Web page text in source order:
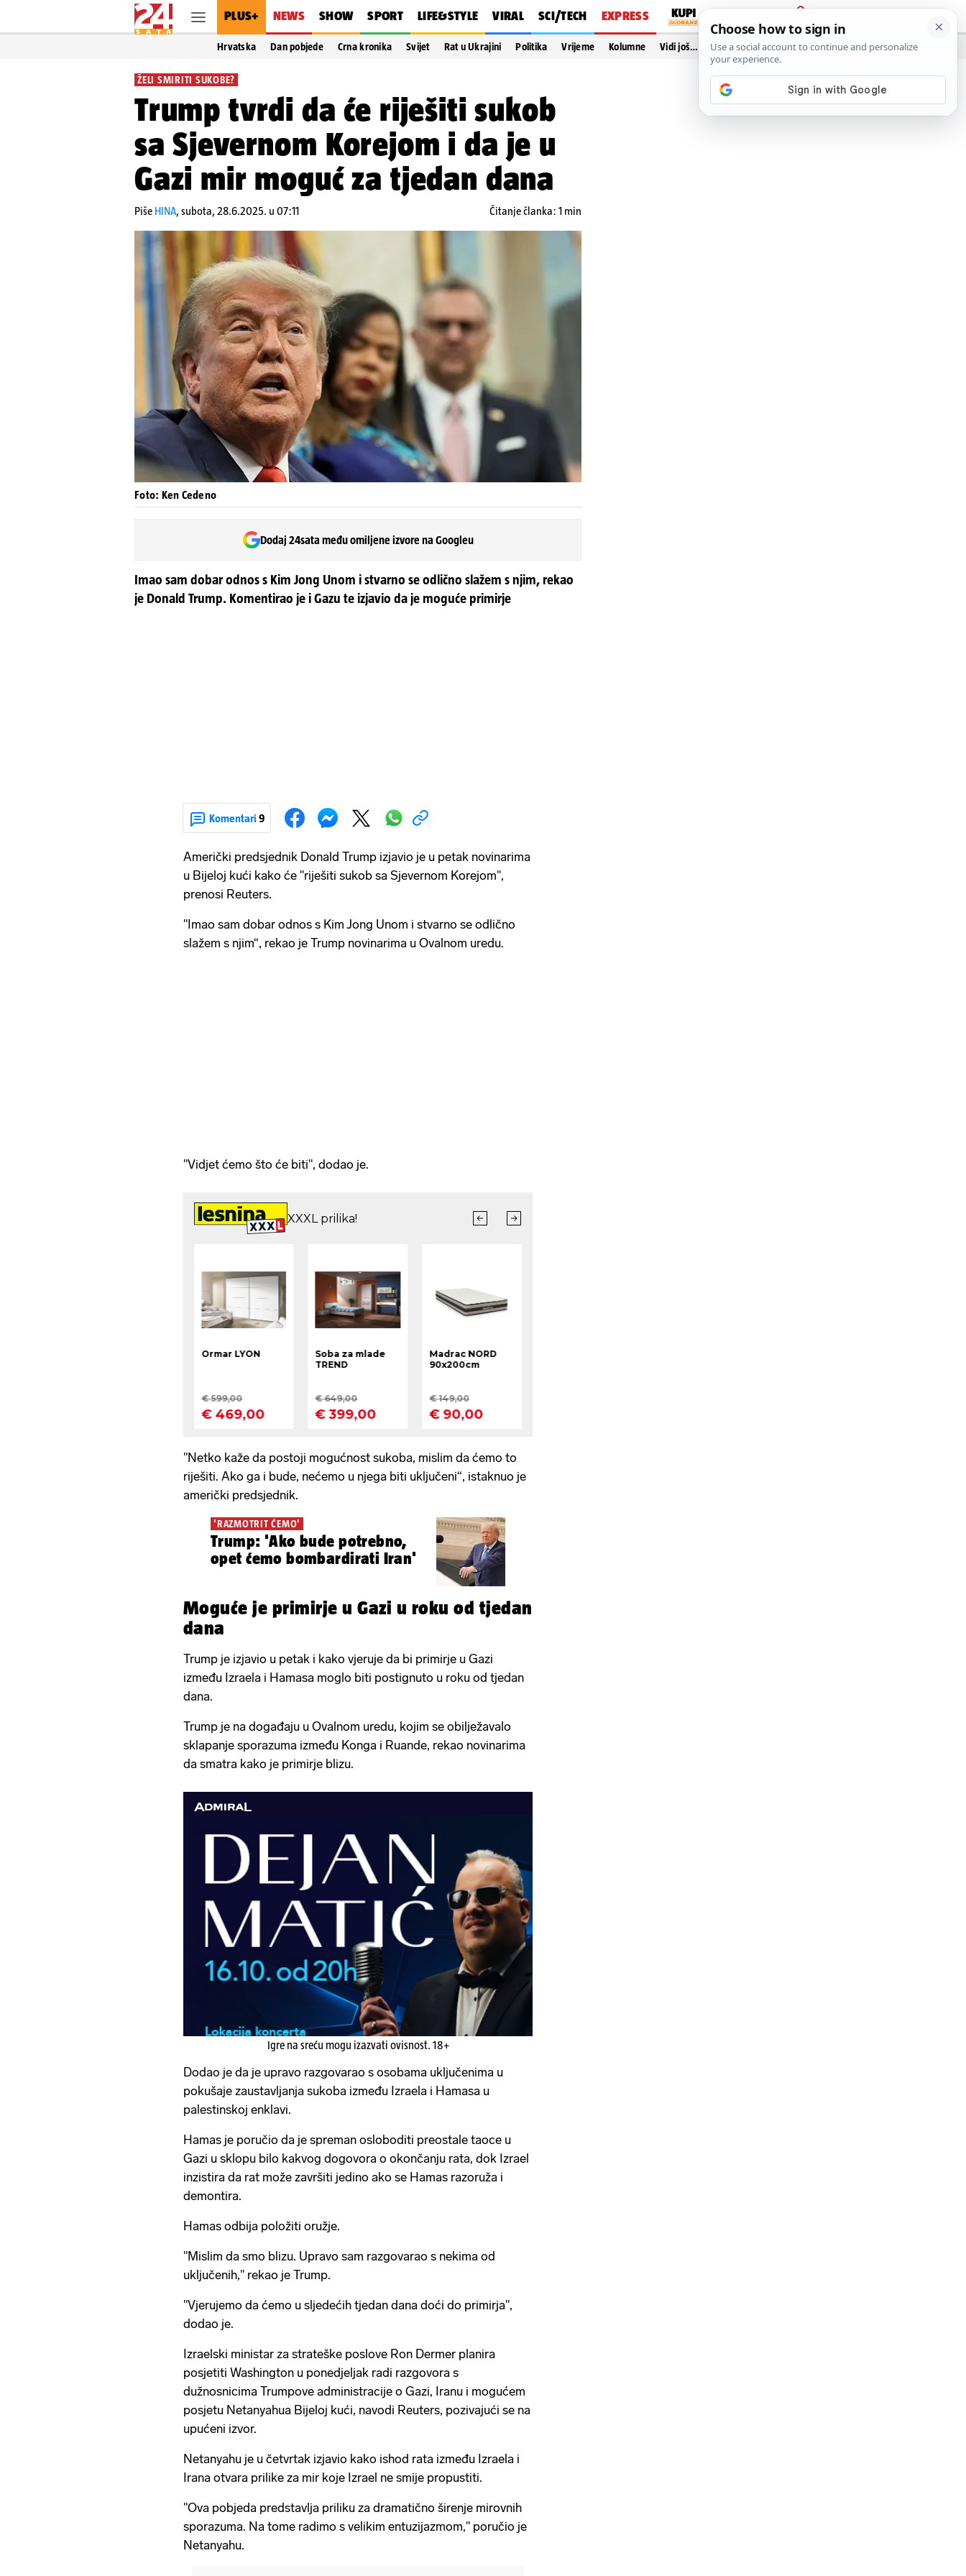
PLUS+ NEWS SHOW SPORT LIFE&STYLE VIRAL SCI/TECH EXPRESS
PRIJAVA
Hrvatska Dan pobjede Crna kronika Svijet Rat u Ukrajini Politika Vrijeme Kolumne Vidi još…
ŽELI SMIRITI SUKOBE?
Trump tvrdi da će riješiti sukob
sa Sjevernom Korejom i da je u
Gazi mir moguć za tjedan dana
Piše HINA,subota, 28.6.2025. u 07:11 Čitanje članka: 1 min
Foto: Ken Cedeno
Dodaj 24sata među omiljene izvore na Googleu
Imao sam dobar odnos s Kim Jong Unom i stvarno se odlično slažem s njim, rekao
je Donald Trump. Komentirao je i Gazu te izjavio da je moguće primirje
Komentari 9
Američki predsjednik Donald Trump izjavio je u petak novinarima
u Bijeloj kući kako će "riješiti sukob sa Sjevernom Korejom",
prenosi Reuters.
"Imao sam dobar odnos s Kim Jong Unom i stvarno se odlično
slažem s njim“, rekao je Trump novinarima u Ovalnom uredu.
"Vidjet ćemo što će biti", dodao je.
"Netko kaže da postoji mogućnost sukoba, mislim da ćemo to
riješiti. Ako ga i bude, nećemo u njega biti uključeni“, istaknuo je
američki predsjednik.
'RAZMOTRIT ĆEMO'
Trump: 'Ako bude potrebno,
opet ćemo bombardirati Iran'
Moguće je primirje u Gazi u roku od tjedan
dana
Trump je izjavio u petak i kako vjeruje da bi primirje u Gazi
između Izraela i Hamasa moglo biti postignuto u roku od tjedan
dana.
Trump je na događaju u Ovalnom uredu, kojim se obilježavalo
sklapanje sporazuma između Konga i Ruande, rekao novinarima
da smatra kako je primirje blizu.
Igre na sreću mogu izazvati ovisnost. 18+
Dodao je da je upravo razgovarao s osobama uključenima u
pokušaje zaustavljanja sukoba između Izraela i Hamasa u
palestinskoj enklavi.
Hamas je poručio da je spreman osloboditi preostale taoce u
Gazi u sklopu bilo kakvog dogovora o okončanju rata, dok Izrael
inzistira da rat može završiti jedino ako se Hamas razoruža i
demontira.
Hamas odbija položiti oružje.
"Mislim da smo blizu. Upravo sam razgovarao s nekima od
uključenih," rekao je Trump.
"Vjerujemo da ćemo u sljedećih tjedan dana doći do primirja",
dodao je.
Izraelski ministar za strateške poslove Ron Dermer planira
posjetiti Washington u ponedjeljak radi razgovora s
dužnosnicima Trumpove administracije o Gazi, Iranu i mogućem
posjetu Netanyahua Bijeloj kući, navodi Reuters, pozivajući se na
upućeni izvor.
Netanyahu je u četvrtak izjavio kako ishod rata između Izraela i
Irana otvara prilike za mir koje Izrael ne smije propustiti.
"Ova pobjeda predstavlja priliku za dramatično širenje mirovnih
sporazuma. Na tome radimo s velikim entuzijazmom," poručio je
Netanyahu.